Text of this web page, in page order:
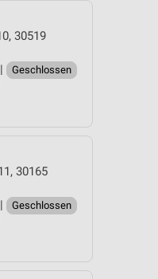
30519
Geschlossen
30165
Geschlossen